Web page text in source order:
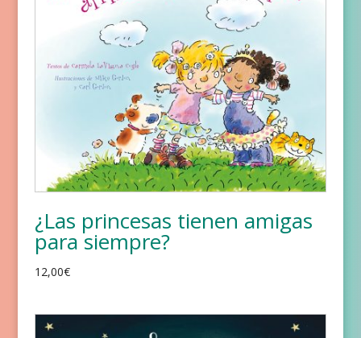
¿Las princesas tienen amigas
para siempre?
12,00€